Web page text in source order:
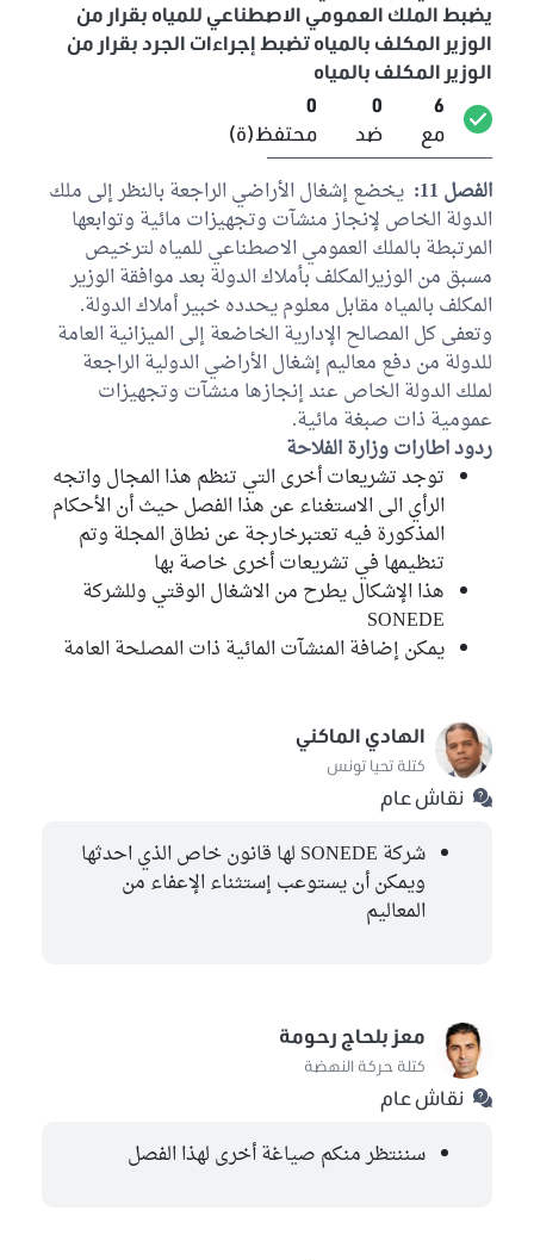
يضبط الملك العمومي الاصطناعي للمياه بقرار من
الوزير المكلف بالمياه تضبط إجراءات الجرد بقرار من
الوزير المكلف بالمياه
6
مع
0
ضد
0
محتفظ(ة)
الفصل 11:
يخضع إشغال الأراضي الراجعة بالنظر إلى ملك
الدولة الخاص لإنجاز منشآت وتجهيزات مائية وتوابعها
المرتبطة بالملك العمومي الاصطناعي للمياه لترخيص
مسبق من الوزيرالمكلف بأملاك الدولة بعد موافقة الوزير
المكلف بالمياه مقابل معلوم يحدده خبير أملاك الدولة.
وتعفى كل المصالح الإدارية الخاضعة إلى الميزانية العامة
للدولة من دفع معاليم إشغال الأراضي الدولية الراجعة
لملك الدولة الخاص عند إنجازها منشآت وتجهيزات
عمومية ذات صبغة مائية.
ردود اطارات وزارة الفلاحة
توجد تشريعات أخرى التي تنظم هذا المجال واتجه
الرأي الى الاستغناء عن هذا الفصل حيث أن الأحكام
المذكورة فيه تعتبرخارجة عن نطاق المجلة وتم
تنظيمها في تشريعات أخرى خاصة بها
هذا الإشكال يطرح من الاشغال الوقتي وللشركة
SONEDE
يمكن إضافة المنشآت المائية ذات المصلحة العامة
الهادي الماكني
كتلة تحيا تونس
نقاش عام
شركة SONEDE لها قانون خاص الذي احدثها
ويمكن أن يستوعب إستثناء الإعفاء من
المعاليم
معز بلحاج رحومة
كتلة حركة النهضة
نقاش عام
سننتظر منكم صياغة أخرى لهذا الفصل